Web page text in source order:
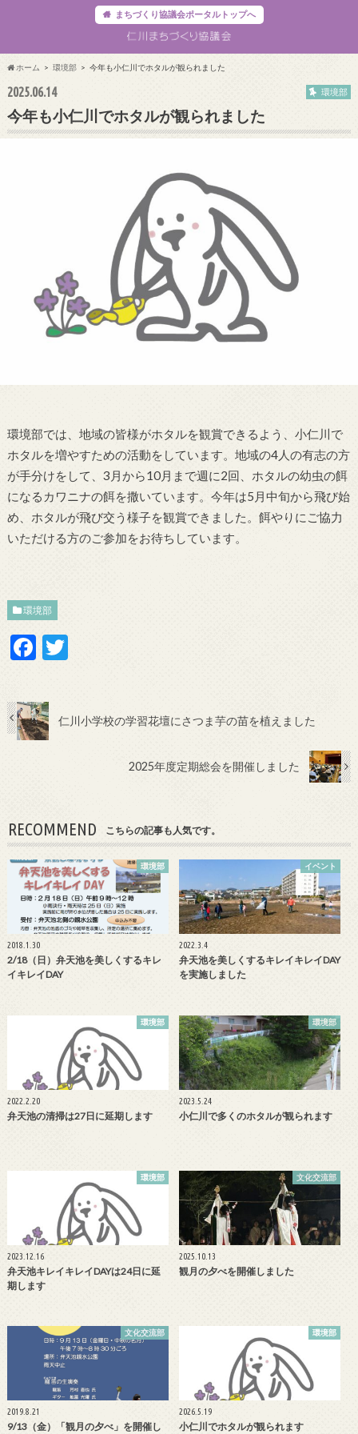
まちづくり協議会ポータルトップへ
ホーム 環境部 今年も小仁川でホタルが観られました
2025.06.14 環境部
今年も小仁川でホタルが観られました
環境部では、地域の皆様がホタルを観賞できるよう、小仁川で
ホタルを増やすための活動をしています。地域の4人の有志の方
が手分けをして、3月から10月まで週に2回、ホタルの幼虫の餌
になるカワニナの餌を撒いています。今年は5月中旬から飛び始
め、ホタルが飛び交う様子を観賞できました。餌やりにご協力
いただける方のご参加をお待ちしています。
環境部
F
e
b
o
T
er
仁川小学校の学習花壇にさつま芋の苗を植えました
2025年度定期総会を開催しました
RECOMMEND こちらの記事も人気です。
環境部
2018.1.30
2/18（日）弁天池を美しくするキレ
イキレイDAY
イベント
2022.3.4
弁天池を美しくするキレイキレイDAY
を実施しました
環境部
2022.2.20
弁天池の清掃は27日に延期します
環境部
2023.5.24
小仁川で多くのホタルが観られます
環境部
2023.12.16
弁天池キレイキレイDAYは24日に延
期します
文化交流部
2025.10.13
観月の夕べを開催しました
文化交流部
2019.8.21
9/13（金）「観月の夕べ」を開催し
環境部
2026.5.19
小仁川でホタルが観られます